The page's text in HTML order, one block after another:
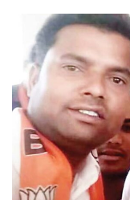
a
n
m
a
i
l